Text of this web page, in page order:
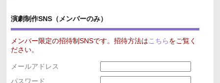
演劇制作SNS（メンバーのみ）
メンバー限定の招待制SNSです。招待方法は こちら をご覧く
ださい。
メールアドレス
パスワード